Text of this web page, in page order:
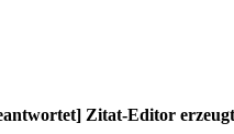
Zitat-Editor